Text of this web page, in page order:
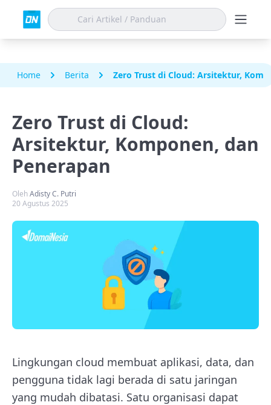
Home Berita Zero Trust di Cloud: Arsitektur,
Zero Trust di Cloud:
Arsitektur, Komponen, dan
Penerapan
OlehAdisty C. Putri
20 Agustus 2025
Lingkungan cloud membuat aplikasi, data, dan
pengguna tidak lagi berada di satu jaringan
yang mudah dibatasi. Satu organisasi dapat